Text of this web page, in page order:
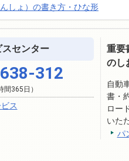
しょ）の書き方・ひな形
スセンター
312
間365日）
ス
重要
のし
自動
書・
ロー
いた
パ